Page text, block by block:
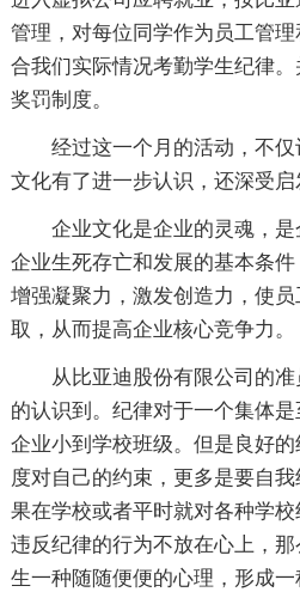
管理，对每位同学作为员工管
合我们实际情况考勤学生纪律
奖罚制度。
经过这一个月的活动，不
文化有了进一步认识，还深受启
企业文化是企业的灵魂，
企业生死存亡和发展的基本条
增强凝聚力，激发创造力，使
取，从而提高企业核心竞争力。
从比亚迪股份有限公司的
的认识到。纪律对于一个集体是
企业小到学校班级。但是良好
度对自己的约束，更多是要自
果在学校或者平时就对各种学
违反纪律的行为不放在心上，
生一种随随便便的心理，形成